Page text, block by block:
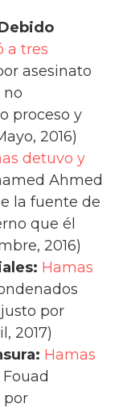
a tres
asesinato
no
proceso y
2016)
detuvo y
Ahmed
la fuente de
que él
2016)
Hamas
por
2017)
Hamas
Fouad
por